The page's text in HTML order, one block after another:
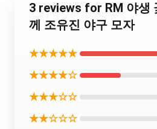
3 reviews for RM 야생
께 조유진 야구 모자
★★★★★
★★★★☆
★★★☆☆
★★☆☆☆